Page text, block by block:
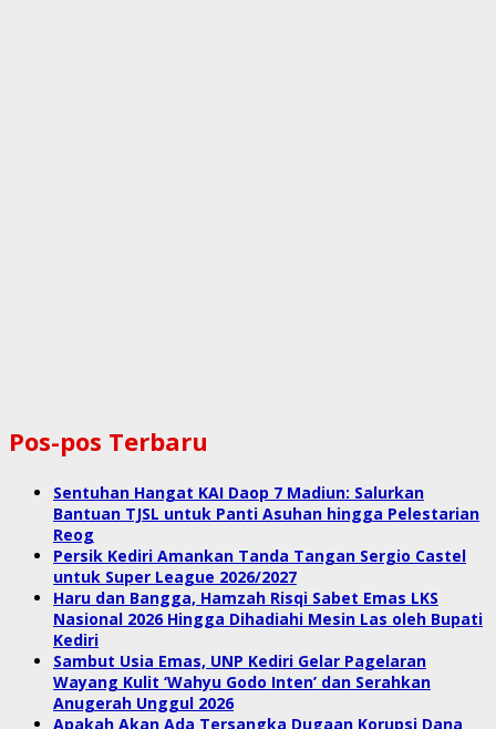
Pos-pos Terbaru
Sentuhan Hangat KAI Daop 7 Madiun: Salurkan
Bantuan TJSL untuk Panti Asuhan hingga Pelestarian
Reog
Persik Kediri Amankan Tanda Tangan Sergio Castel
untuk Super League 2026/2027
Haru dan Bangga, Hamzah Risqi Sabet Emas LKS
Nasional 2026 Hingga Dihadiahi Mesin Las oleh Bupati
Kediri
Sambut Usia Emas, UNP Kediri Gelar Pagelaran
Wayang Kulit ‘Wahyu Godo Inten’ dan Serahkan
Anugerah Unggul 2026
Apakah Akan Ada Tersangka Dugaan Korupsi Dana